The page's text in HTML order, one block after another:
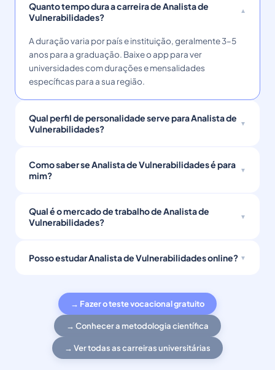
Quanto tempo dura a carreira de Analista de
Vulnerabilidades?
A duração varia por país e instituição, geralmente 3–5
anos para a graduação. Baixe o app para ver
universidades com durações e mensalidades
específicas para a sua região.
Qual perfil de personalidade serve para Analista de
Vulnerabilidades?
Como saber se Analista de Vulnerabilidades é para
mim?
Qual é o mercado de trabalho de Analista de
Vulnerabilidades?
Posso estudar Analista de Vulnerabilidades online?
→ Fazer o teste vocacional gratuito
→ Conhecer a metodologia científica
→ Ver todas as carreiras universitárias